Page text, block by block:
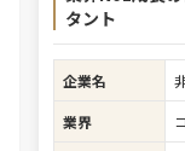
タント
企業名
業界